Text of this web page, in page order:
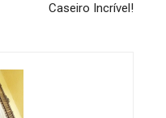
Caseiro Incrível!